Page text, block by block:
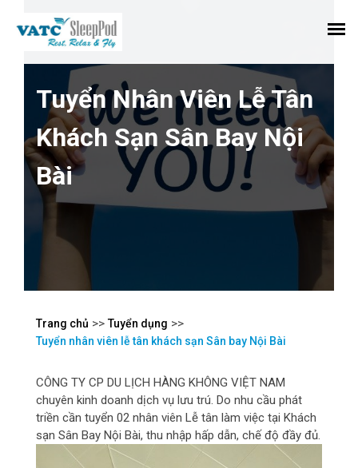
Tuyển Nhân Viên Lễ Tân
Khách Sạn Sân Bay Nội
Bài
Trang chủ >>Tuyển dụng >>
Tuyển nhân viên lễ tân khách sạn Sân bay Nội Bài
CÔNG TY CP DU LỊCH HÀNG KHÔNG VIỆT NAM
chuyên kinh doanh dịch vụ lưu trú. Do nhu cầu phát
triền cần tuyển 02 nhân viên Lễ tân làm việc tại Khách
sạn Sân Bay Nội Bài, thu nhập hấp dẫn, chế độ đầy đủ.